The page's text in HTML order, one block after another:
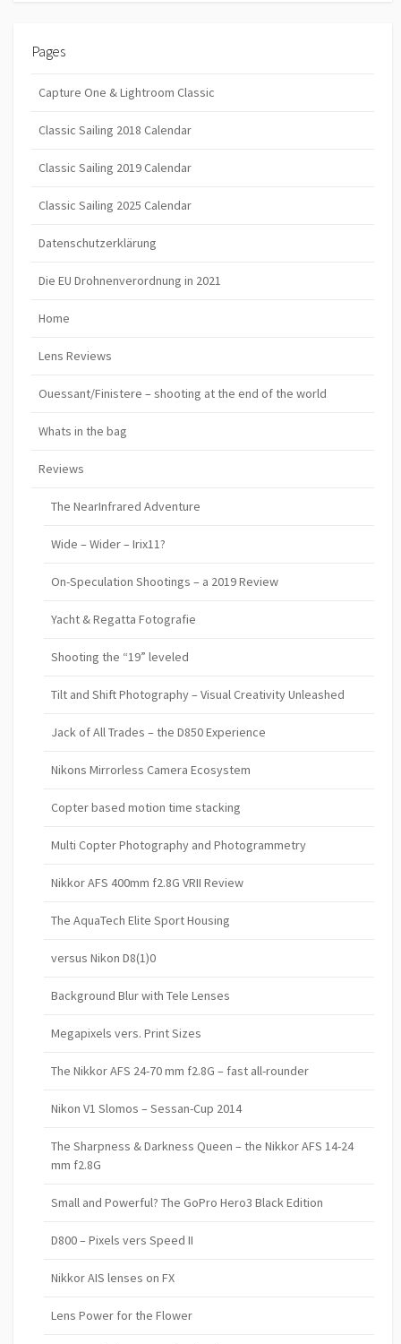
Pages
Capture One & Lightroom Classic
Classic Sailing 2018 Calendar
Classic Sailing 2019 Calendar
Classic Sailing 2025 Calendar
Datenschutzerklärung
Die EU Drohnenverordnung in 2021
Home
Lens Reviews
Ouessant/Finistere – shooting at the end of the world
Whats in the bag
Reviews
The NearInfrared Adventure
Wide – Wider – Irix11?
On-Speculation Shootings – a 2019 Review
Yacht & Regatta Fotografie
Shooting the “19” leveled
Tilt and Shift Photography – Visual Creativity Unleashed
Jack of All Trades – the D850 Experience
Nikons Mirrorless Camera Ecosystem
Copter based motion time stacking
Multi Copter Photography and Photogrammetry
Nikkor AFS 400mm f2.8G VRII Review
The AquaTech Elite Sport Housing
versus Nikon D8(1)0
Background Blur with Tele Lenses
Megapixels vers. Print Sizes
The Nikkor AFS 24-70 mm f2.8G – fast all-rounder
Nikon V1 Slomos – Sessan-Cup 2014
The Sharpness & Darkness Queen – the Nikkor AFS 14-24
mm f2.8G
Small and Powerful? The GoPro Hero3 Black Edition
D800 – Pixels vers Speed II
Nikkor AIS lenses on FX
Lens Power for the Flower